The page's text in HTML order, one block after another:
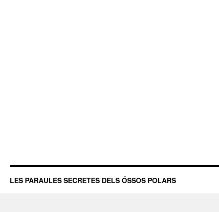
LES PARAULES SECRETES DELS ÓSSOS POLARS